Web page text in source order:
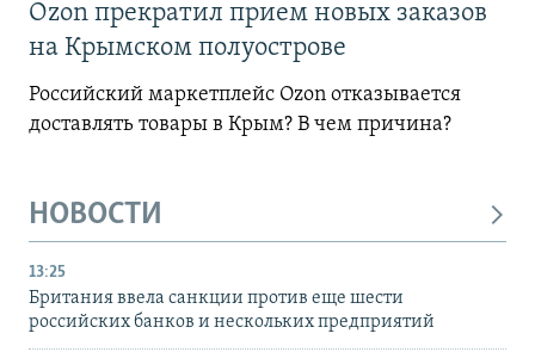
Ozon прекратил прием новых заказов
на Крымском полуострове
Российский маркетплейс Ozon отказывается
доставлять товары в Крым? В чем причина?
НОВОСТИ
13:25
Британия ввела санкции против еще шести
российских банков и нескольких предприятий